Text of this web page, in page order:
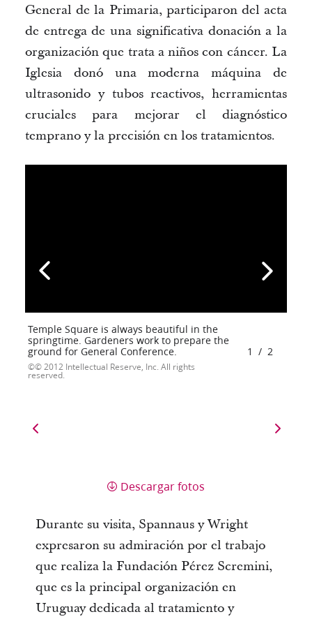
General de la Primaria, participaron del acta
de entrega de una significativa donación a la
organización que trata a niños con cáncer. La
Iglesia donó una moderna máquina de
ultrasonido y tubos reactivos, herramientas
cruciales para mejorar el diagnóstico
temprano y la precisión en los tratamientos.
Temple Square is always beautiful in the
springtime. Gardeners work to prepare the
ground for General Conference.
© 2012 Intellectual Reserve, Inc. All rights
reserved.
1 / 2
Descargar fotos
Durante su visita, Spannaus y Wright
expresaron su admiración por el trabajo
que realiza la Fundación Pérez Scremini,
que es la principal organización en
Uruguay dedicada al tratamiento y